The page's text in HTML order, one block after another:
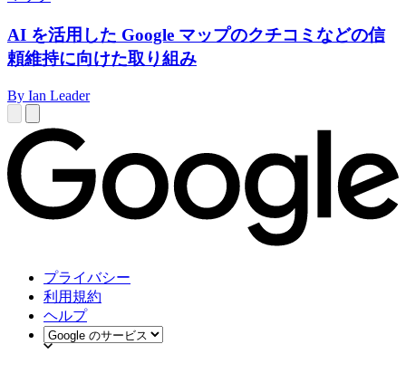
AI を活用した Google マップのクチコミなどの信
頼維持に向けた取り組み
By Ian Leader
プライバシー
利用規約
ヘルプ